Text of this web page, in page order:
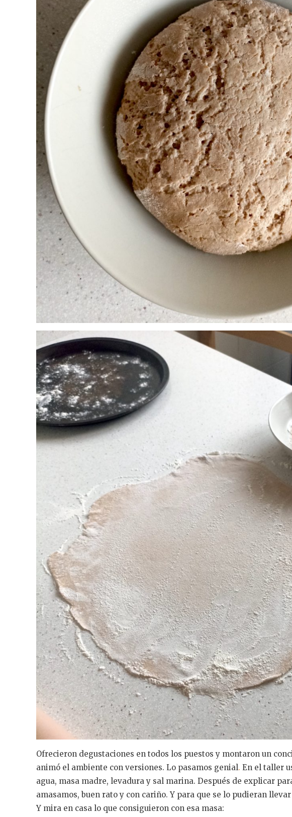
Ofrecieron degustaciones en todos los puestos y montaron un
animó el ambiente con versiones. Lo pasamos genial. En el taller
agua, masa madre, levadura y sal marina. Después de explicar
amasamos, buen rato y con cariño. Y para que se lo pudieran
Y mira en casa lo que consiguieron con esa masa: